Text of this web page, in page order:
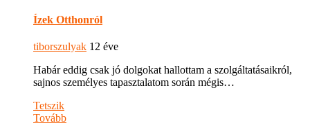
Ízek Otthonról
tiborszulyak 12 éve
Habár eddig csak jó dolgokat hallottam a szolgáltatásaikról,
sajnos személyes tapasztalatom során mégis…
Tetszik
Tovább